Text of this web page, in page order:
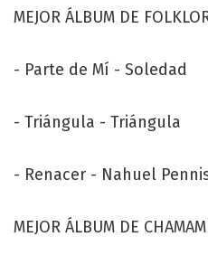
MEJOR ÁLBUM DE
- Parte de Mí - Soledad
- Triángula - Triángula
- Renacer - Nahuel
MEJOR ÁLBUM DE